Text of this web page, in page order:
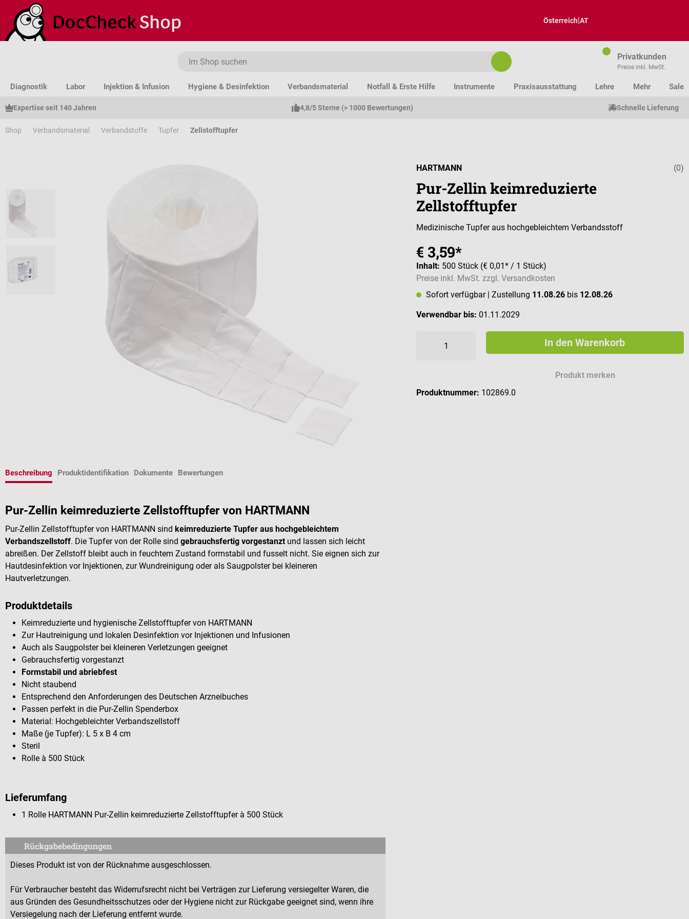
Hauptinhalt springen
Zur Suche springen
Zur Hauptnavigation springen
Österreich|AT
Privatkunden
Preise inkl. MwSt.
Diagnostik Labor Injektion & Infusion Hygiene & Desinfektion Verbandsmaterial Notfall & Erste Hilfe Instrumente Praxisausstattung Lehre Mehr Sale
Expertise seit 140 Jahren 4,8/5 Sterne (> 1000 Bewertungen) Schnelle Lieferung
Shop Verbandsmaterial Verbandstoffe Tupfer Zellstofftupfer
(0)
HARTMANN
Pur-Zellin keimreduzierte
Zellstofftupfer
Medizinische Tupfer aus hochgebleichtem Verbandsstoff
€ 3,59*
Inhalt: 500 Stück (€ 0,01* / 1 Stück)
Preise inkl. MwSt. zzgl. Versandkosten
Sofort verfügbar | Zustellung 11.08.26 bis 12.08.26
Verwendbar bis: 01.11.2029
In den Warenkorb
Produkt merken
Produktnummer: 102869.0
Beschreibung Produktidentifikation Dokumente Bewertungen
Pur-Zellin keimreduzierte Zellstofftupfer von HARTMANN
Pur-Zellin Zellstofftupfer von HARTMANN sind keimreduzierte Tupfer aus hochgebleichtem
Verbandszellstoff. Die Tupfer von der Rolle sind gebrauchsfertig vorgestanzt und lassen sich leicht
abreißen. Der Zellstoff bleibt auch in feuchtem Zustand formstabil und fusselt nicht. Sie eignen sich zur
Hautdesinfektion vor Injektionen, zur Wundreinigung oder als Saugpolster bei kleineren
Hautverletzungen.
Produktdetails
Keimreduzierte und hygienische Zellstofftupfer von HARTMANN
Zur Hautreinigung und lokalen Desinfektion vor Injektionen und Infusionen
Auch als Saugpolster bei kleineren Verletzungen geeignet
Gebrauchsfertig vorgestanzt
Formstabil und abriebfest
Nicht staubend
Entsprechend den Anforderungen des Deutschen Arzneibuches
Passen perfekt in die Pur-Zellin Spenderbox
Material: Hochgebleichter Verbandszellstoff
Maße (je Tupfer): L 5 x B 4 cm
Steril
Rolle à 500 Stück
Lieferumfang
1 Rolle HARTMANN Pur-Zellin keimreduzierte Zellstofftupfer à 500 Stück
Rückgabebedingungen
Dieses Produkt ist von der Rücknahme ausgeschlossen.
Für Verbraucher besteht das Widerrufsrecht nicht bei Verträgen zur Lieferung versiegelter Waren, die
aus Gründen des Gesundheitsschutzes oder der Hygiene nicht zur Rückgabe geeignet sind, wenn ihre
Versiegelung nach der Lieferung entfernt wurde.